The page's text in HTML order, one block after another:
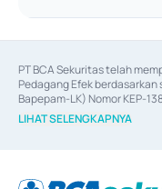
PT BCA Sekuritas telah
Pedagang Efek
Bapepam-LK) Nomor KEP-
06/D.04/2014 tanggal 28
Efek berdasarkan surat
berdasarkan surat
LIHAT SELENGKAPNYA